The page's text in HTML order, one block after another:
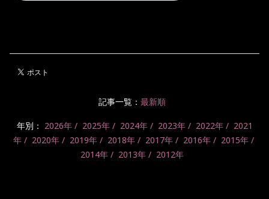
記事一覧： 最新順
年別： 2026年 2025年 2024年 2023年 2022年
2021
年
2020年 2019年 2018年 2017年 2016年
2015年
2014年
2013年 2012年